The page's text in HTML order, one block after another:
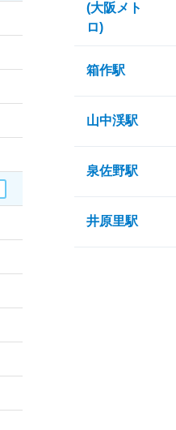
(大阪メト
ロ)
箱作駅
山中渓駅
泉佐野駅
井原里駅